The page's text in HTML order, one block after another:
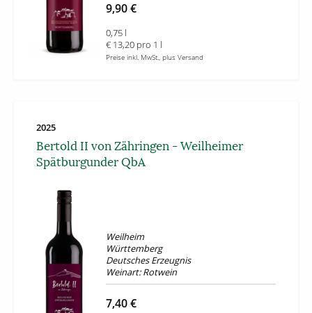
9,90 €
0,75 l
€ 13,20 pro 1 l
Preise inkl. MwSt., plus Versand
2025
Bertold II von Zähringen - Weilheimer
Spätburgunder QbA
Weilheim
Württemberg
Deutsches Erzeugnis
Weinart: Rotwein
7,40 €